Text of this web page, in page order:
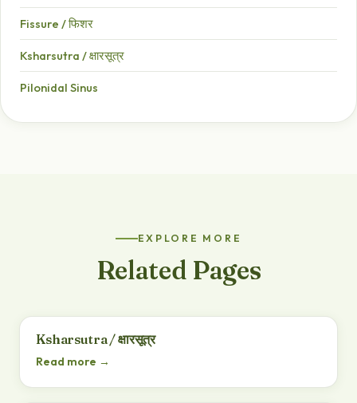
Fissure / फिशर
Ksharsutra / क्षारसूत्र
Pilonidal Sinus
EXPLORE MORE
Related Pages
Ksharsutra / क्षारसूत्र
Read more →